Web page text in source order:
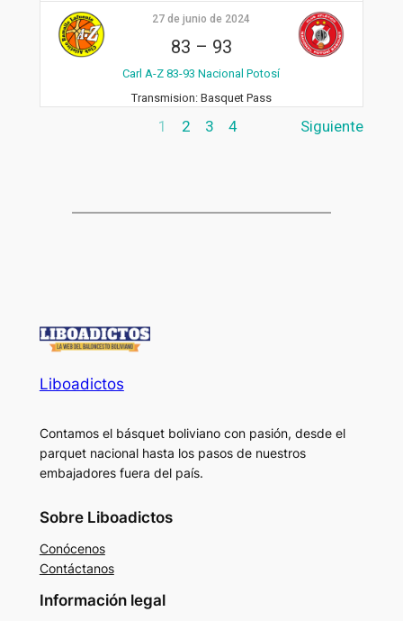
27 de junio de 2024
83 – 93
Carl A-Z 83-93 Nacional Potosí
Transmision:Basquet Pass
1 2 3 4 Siguiente
Liboadictos
Contamos el básquet boliviano con pasión, desde el
parquet nacional hasta los pasos de nuestros
embajadores fuera del país.
Sobre Liboadictos
Conócenos
Contáctanos
Información legal